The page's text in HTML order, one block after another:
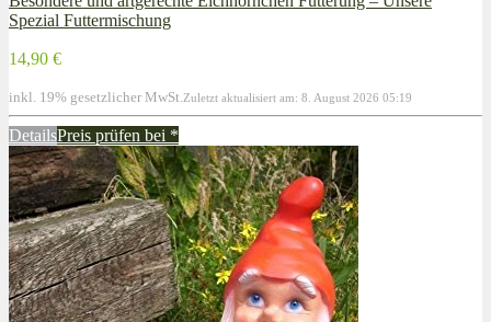
Spezial Futtermischung
14,90 €
inkl. 19% gesetzlicher MwSt. Zuletzt aktualisiert am: 8. August 2026 05:19
DetailsPreis prüfen bei *